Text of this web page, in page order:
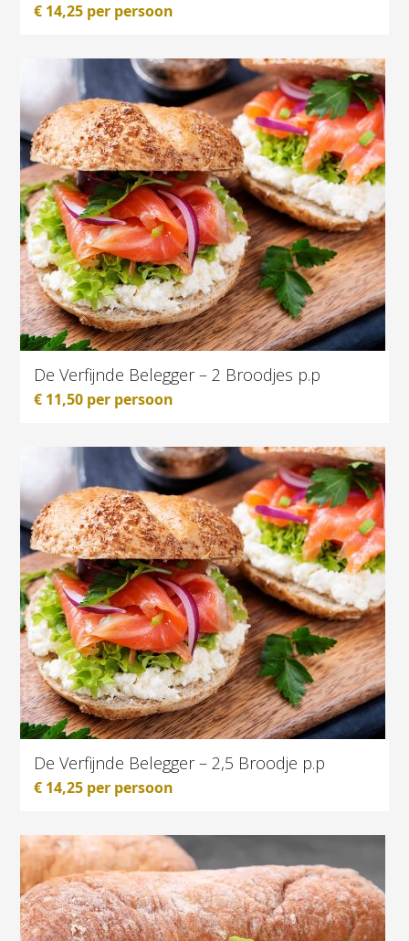
€ 14,25 per persoon
De Verfijnde Belegger – 2 Broodjes p.p
€ 11,50 per persoon
De Verfijnde Belegger – 2,5 Broodje p.p
€ 14,25 per persoon